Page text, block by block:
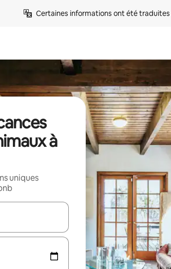
Certaines informations ont été
à
uniques
les flèches vers le haut et vers le bas pour